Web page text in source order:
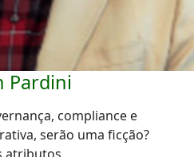
Pardini
compliance e
serão uma ficção?